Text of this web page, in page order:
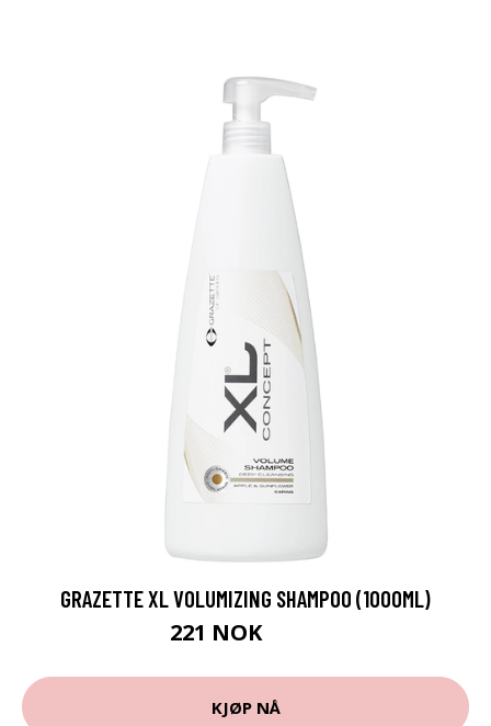
GRAZETTE XL VOLUMIZING SHAMPOO (1000ML)
221 NOK
KJØP NÅ